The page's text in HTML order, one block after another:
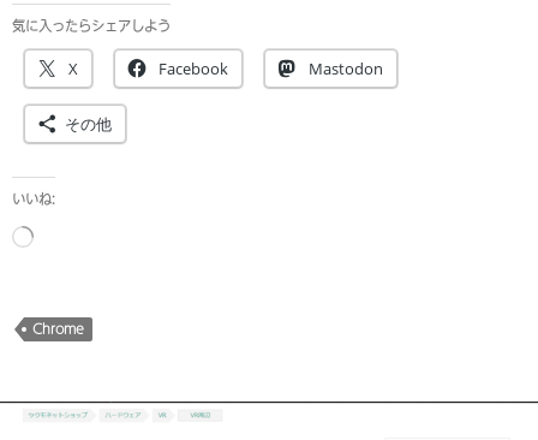
気に入ったらシェアしよう
X Facebook Mastodon
その他
いいね:
読
み
中…
Chrome